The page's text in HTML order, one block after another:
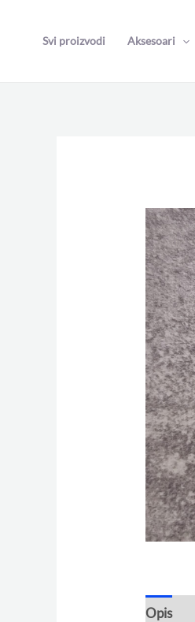
Svi proizvodi Aksesoari
Opis